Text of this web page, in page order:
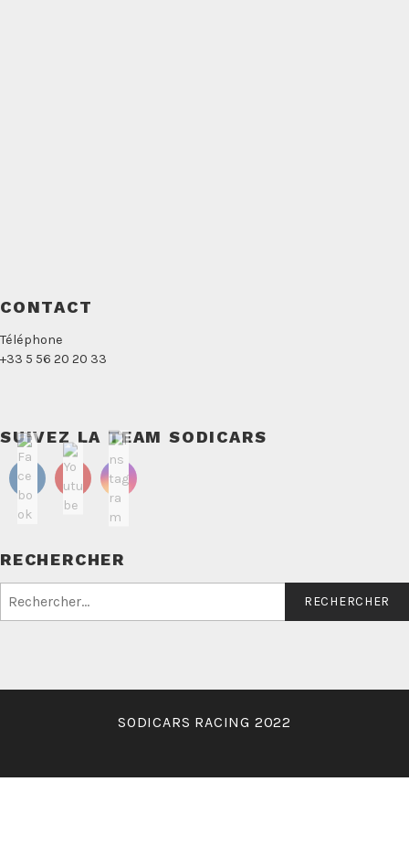
CONTACT
Téléphone
+33 5 56 20 20 33
SUIVEZ LA TEAM SODICARS
RECHERCHER
SODICARS RACING 2022